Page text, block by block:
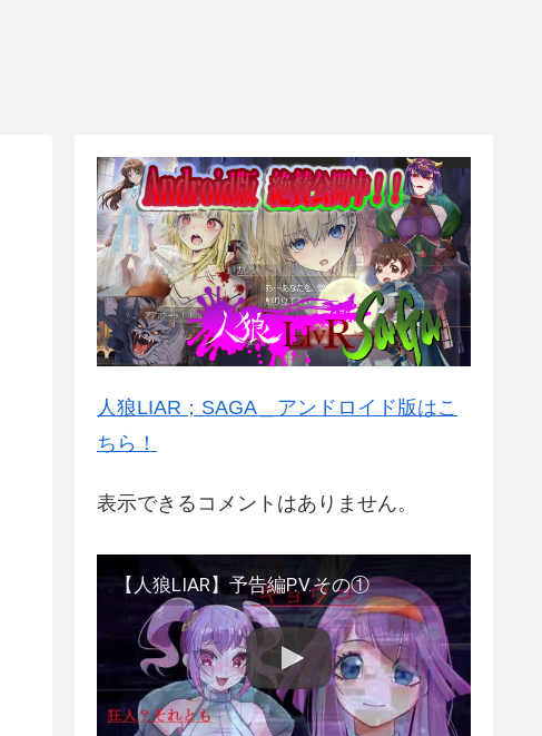
人狼LIAR；SAGA＿アンドロイド版はこ
ちら！
表示できるコメントはありません。
【人狼LIAR】予告編P.V.その①